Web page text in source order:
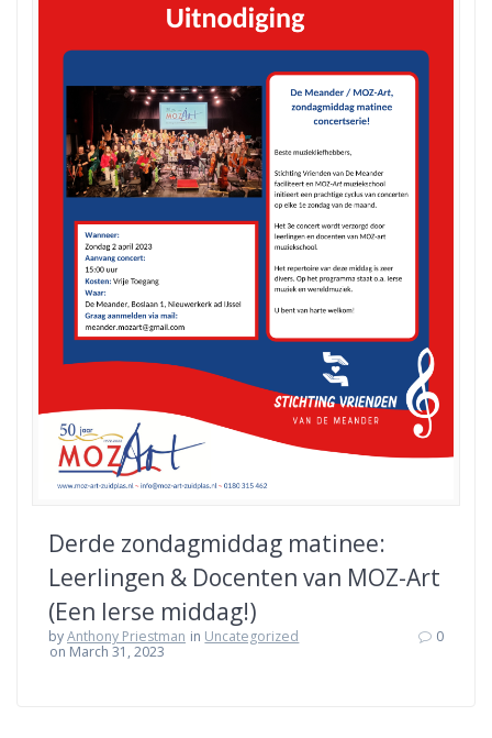
Derde zondagmiddag matinee:
Leerlingen & Docenten van MOZ-Art
(Een Ierse middag!)
byAnthony Priestman in Uncategorized
on March 31, 2023
0